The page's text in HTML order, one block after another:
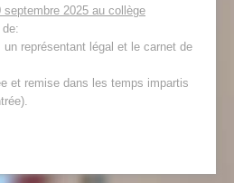
septembre 2025 au collège
représentant légal et le carnet de
et remise dans les temps impartis